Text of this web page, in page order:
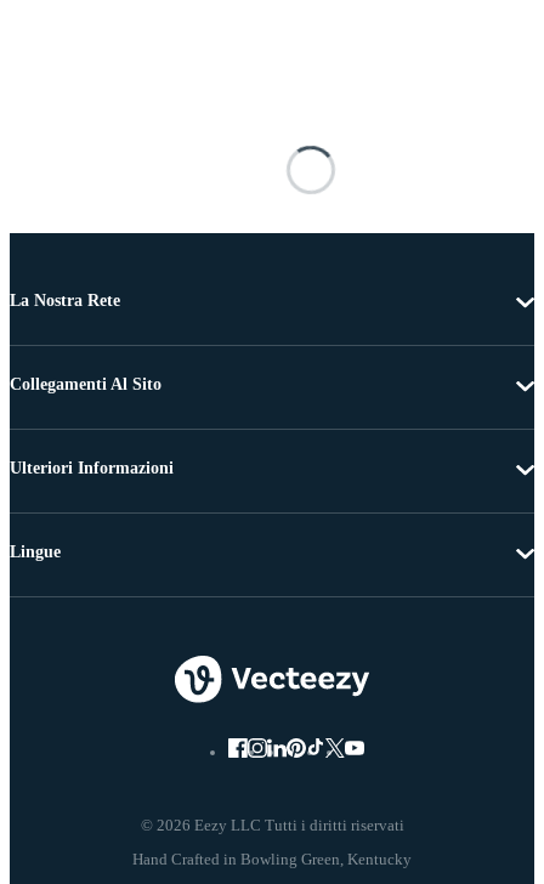
La Nostra Rete
Collegamenti Al Sito
Ulteriori Informazioni
© 2026 Eezy LLC Tutti i diritti riservati
Lingue